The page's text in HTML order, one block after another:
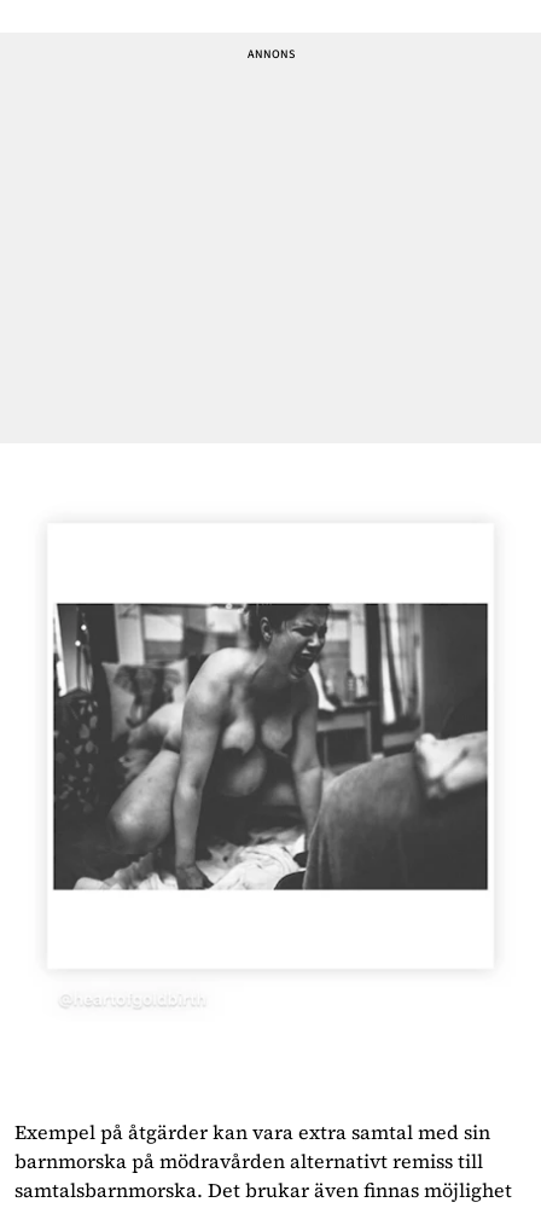
Exempel på åtgärder kan vara extra samtal med sin
barnmorska på mödravården alternativt remiss till
samtalsbarnmorska. Det brukar även finnas möjlighet